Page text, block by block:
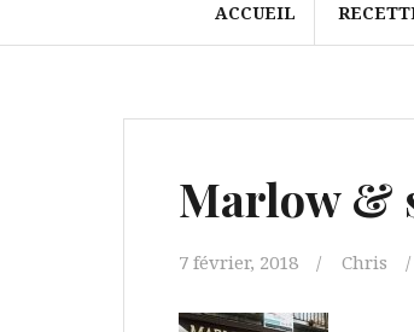
ACCUEIL
Marlow &
7 février, 2018 Chris